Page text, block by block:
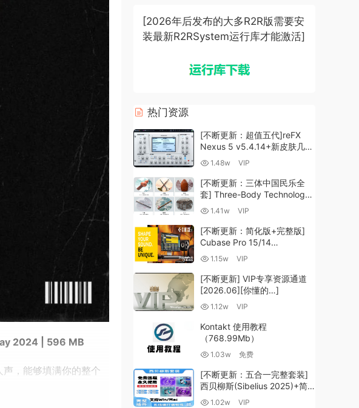
2024 | 596 MB
，能够填满你的整个
[2026年后发布的大多R2R版需要安
装最新R2RSystem运行库才能激活]
热门资源
[不断更新：超值五代]reFX
Nexus 5 v5.4.14+新皮肤几十
套+原厂+全套扩展+教程
1.48w VIP
[不断更新：三体中国民乐全
套] Three-Body Technology-
R2R [WiN, MacOSX]
1.41w VIP
[不断更新：简化版+完整版]
Cubase Pro 15/14
VR/R2R/U2B+原厂音源+插件
MacOSX]（704.0MB+）
1.15w VIP
[不断更新] VIP专享资源通道
[2026.06][你懂的…]
1.12w VIP
Kontakt 使用教程
（768.99Mb）
1.03w 免费
[不断更新：五合一完整套装]
西贝柳斯(Sibelius 2025)+简
谱插件V8+图片识别+音频识别
1.02w VIP